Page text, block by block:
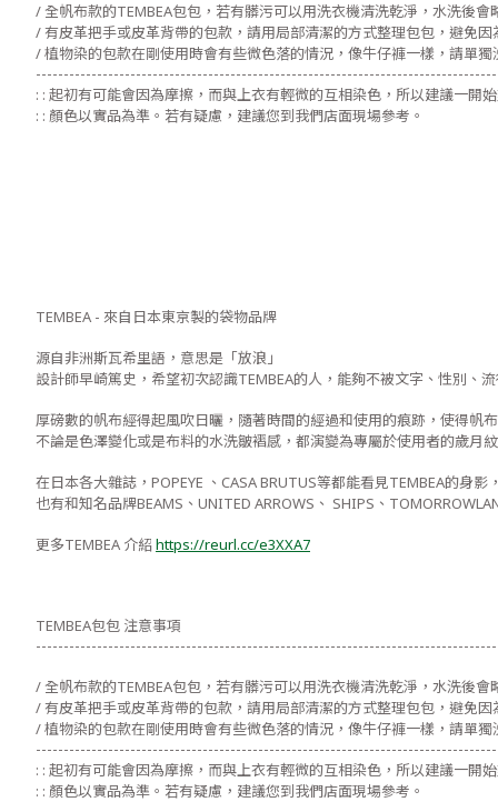
/ 全帆布款的TEMBEA包包，若有髒污可以用洗衣機清洗乾淨，水洗後
/ 有皮革把手或皮革背帶的包款，請用局部清潔的方式整理包包，避免
/ 植物染的包款在剛使用時會有些微色落的情況，像牛仔褲一樣，請單獨
: : 起初有可能會因為摩擦，而與上衣有輕微的互相染色，所以建議一開
: : 顏色以實品為準。若有疑慮，建議您到我們店面現場參考。
TEMBEA - 來自日本東京製的袋物品牌
源自非洲斯瓦希里語，意思是「放浪」
設計師早崎篤史，希望初次認識TEMBEA的人，能夠不被文字、性別、
厚磅數的帆布經得起風吹日曬，隨著時間的經過和使用的痕跡，使得帆
不論是色澤變化或是布料的水洗皺褶感，都演變為專屬於使用者的歲月
在日本各大雜誌，POPEYE 、CASA BRUTUS等都能看見TEMBEA的身影
也有和知名品牌BEAMS、UNITED ARROWS、 SHIPS、
更多TEMBEA 介紹https://reurl.cc/e3XXA7
TEMBEA包包 注意事項
/ 全帆布款的TEMBEA包包，若有髒污可以用洗衣機清洗乾淨，水洗後
/ 有皮革把手或皮革背帶的包款，請用局部清潔的方式整理包包，避免
/ 植物染的包款在剛使用時會有些微色落的情況，像牛仔褲一樣，請單獨
: : 起初有可能會因為摩擦，而與上衣有輕微的互相染色，所以建議一開
: : 顏色以實品為準。若有疑慮，建議您到我們店面現場參考。